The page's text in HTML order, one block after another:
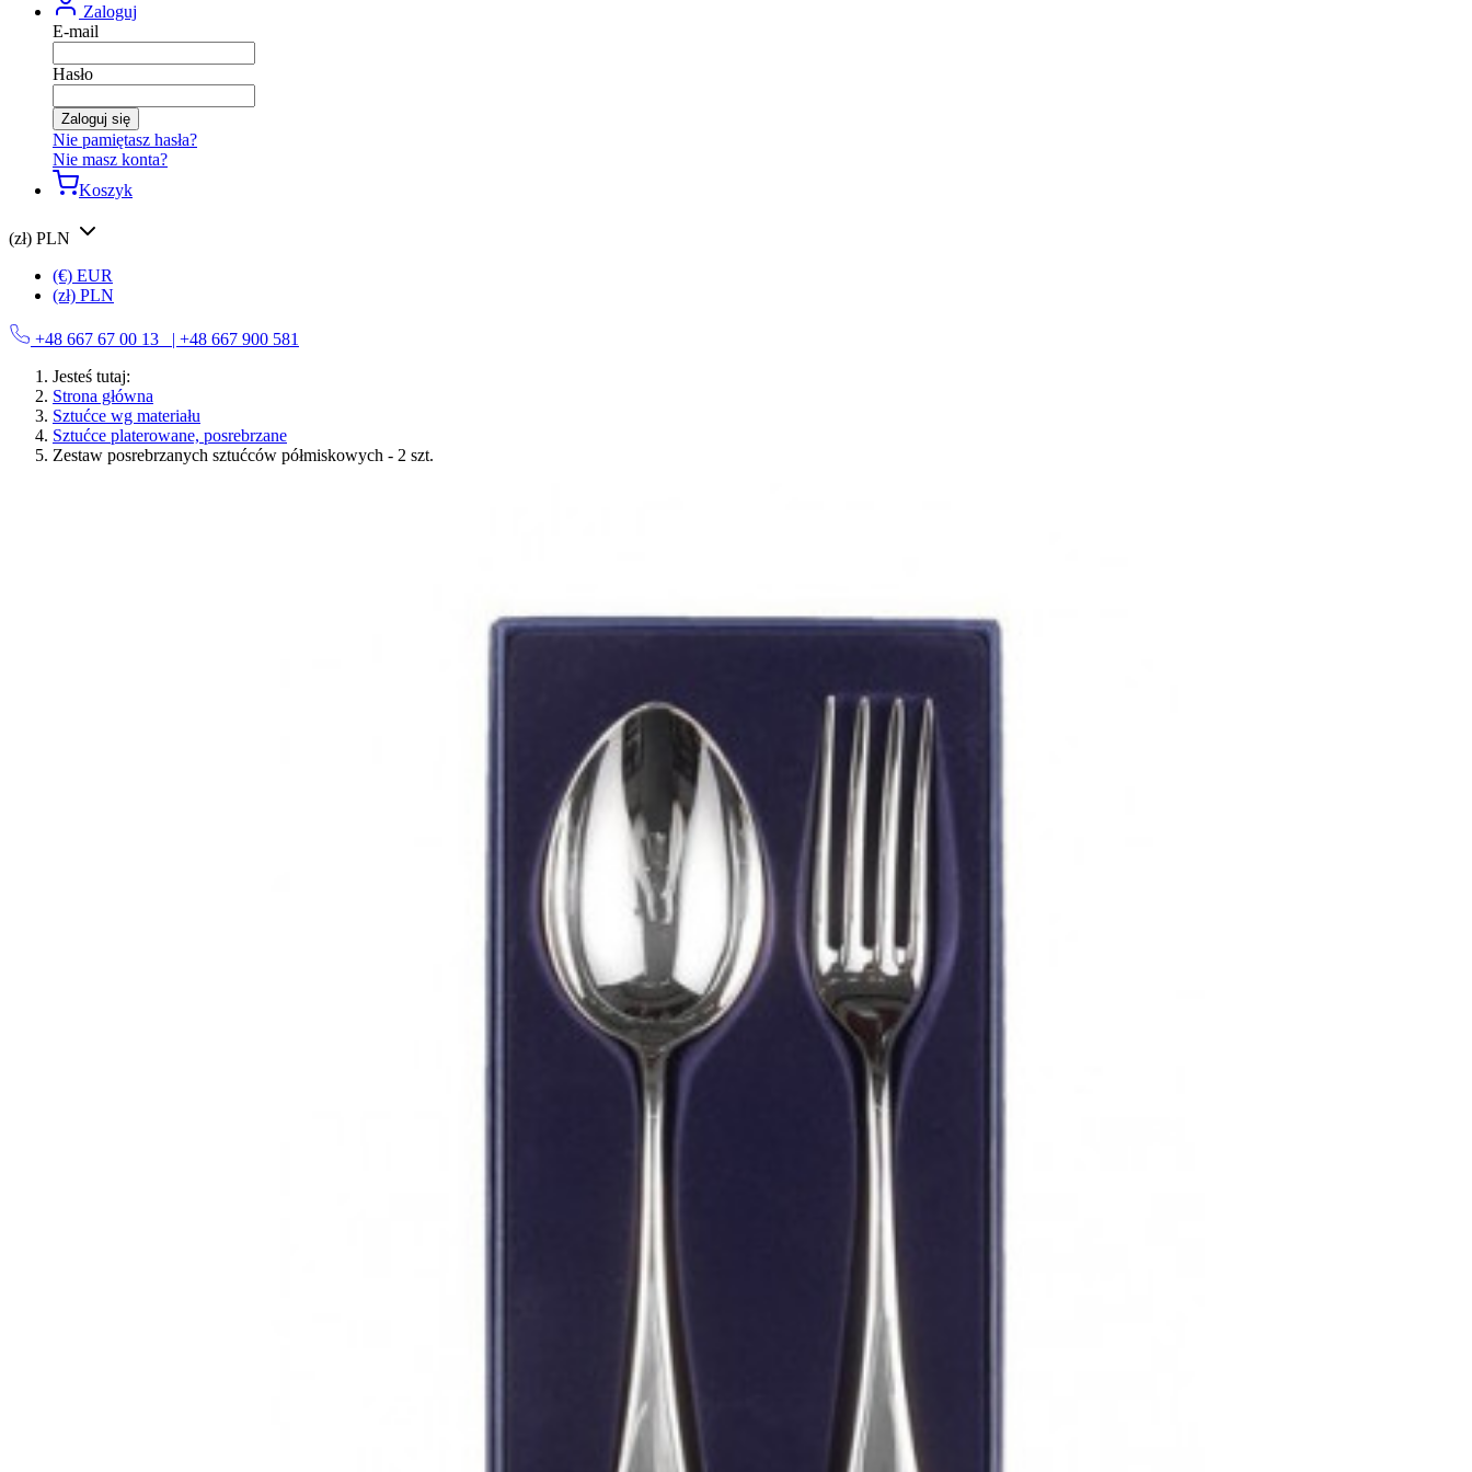
Zaloguj
E-mail
Hasło
Zaloguj się
Nie pamiętasz hasła?
Nie masz konta?
Koszyk
(zł) PLN
(€) EUR
(zł) PLN
+48 667 67 00 13
| +48 667 900 581
Jesteś tutaj:
Strona główna
Sztućce wg materiału
Sztućce platerowane, posrebrzane
Zestaw posrebrzanych sztućców półmiskowych - 2 szt.